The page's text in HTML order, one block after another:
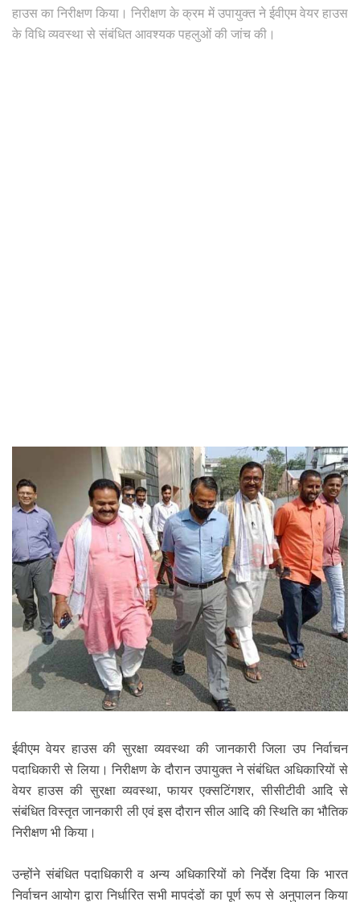
हाउस का निरीक्षण किया। निरीक्षण के क्रम में उपायुक्त ने ईवीएम वेयर हाउस
के विधि व्यवस्था से संबंधित आवश्यक पहलुओं की जांच की।
ईवीएम वेयर हाउस की सुरक्षा व्यवस्था की जानकारी जिला उप निर्वाचन
पदाधिकारी से लिया। निरीक्षण के दौरान उपायुक्त ने संबंधित अधिकारियों से
वेयर हाउस की सुरक्षा व्यवस्था, फायर एक्सटिंगशर, सीसीटीवी आदि से
संबंधित विस्तृत जानकारी ली एवं इस दौरान सील आदि की स्थिति का भौतिक
निरीक्षण भी किया।
उन्होंने संबंधित पदाधिकारी व अन्य अधिकारियों को निर्देश दिया कि भारत
निर्वाचन आयोग द्वारा निर्धारित सभी मापदंडों का पूर्ण रूप से अनुपालन किया